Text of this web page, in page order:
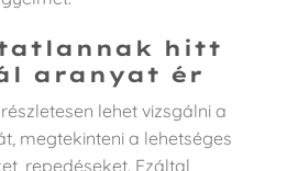
hitt
aranyat ér
lehet vizsgálni a
megtekinteni a lehetséges
repedéseket. Ezáltal